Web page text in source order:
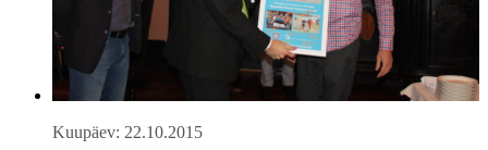
Kuupäev: 22.10.2015